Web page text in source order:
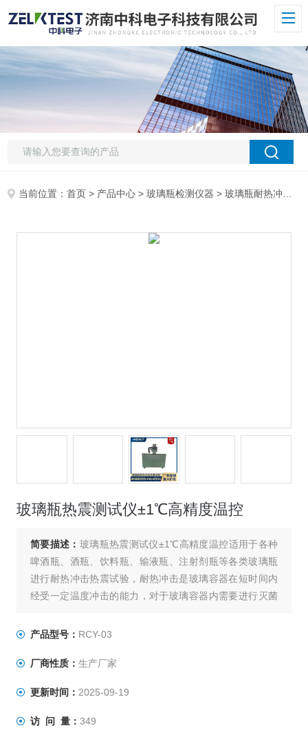
当前位置：首页 > 产品中心 >玻璃瓶检测仪器 >玻璃瓶耐热冲击试验仪
玻璃瓶热震测试仪±1℃高精度温控
简要描述： 玻璃瓶热震测试仪±1℃高精度温控适用于各种
啤酒瓶、酒瓶、饮料瓶、输液瓶、注射剂瓶等各类玻璃瓶
进行耐热冲击热震试验，耐热冲击是玻璃容器在短时间内
经受一定温度冲击的能力，对于玻璃容器内需要进行灭菌
产品型号： RCY-03
厂商性质： 生产厂家
更新时间： 2025-09-19
访 问 量： 349